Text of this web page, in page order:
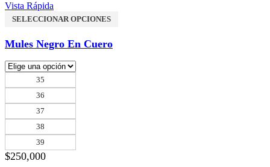
Vista Rápida
SELECCIONAR OPCIONES
Mules Negro En Cuero
35
36
37
38
39
$250,000